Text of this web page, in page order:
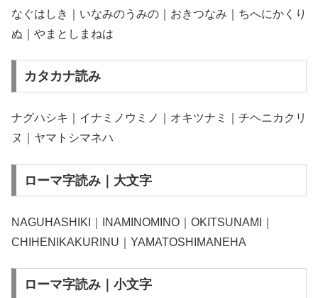
なぐはしき｜いなみのうみの｜おきつなみ｜ちへにかくり
ぬ｜やまとしまねは
カタカナ読み
ナグハシキ｜イナミノウミノ｜オキツナミ｜チヘニカクリ
ヌ｜ヤマトシマネハ
ローマ字読み｜大文字
NAGUHASHIKI｜INAMINOMINO｜OKITSUNAMI｜
CHIHENIKAKURINU｜YAMATOSHIMANEHA
ローマ字読み｜小文字